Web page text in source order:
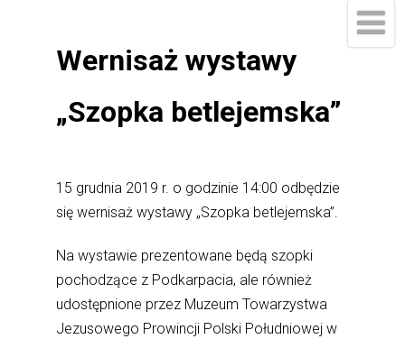
Wernisaż wystawy
„Szopka betlejemska”
15 grudnia 2019 r. o godzinie 14:00 odbędzie
się wernisaż wystawy „Szopka betlejemska”.
Na wystawie prezentowane będą szopki
pochodzące z Podkarpacia, ale również
udostępnione przez Muzeum Towarzystwa
Jezusowego Prowincji Polski Południowej w